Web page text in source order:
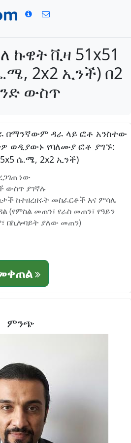
ኩዌት ቪዛ 51x51
2x2 ኢንች) በ2
ውስጥ
በማንኛውም ዳራ ላይ ፎቶ አንስተው
ወዲያውኑ የባለሙያ ፎቶ ያግኙ:
ሴ.ሜ, 2x2 ኢንች)
ነው
ውስጥ ያገኛሉ
ከተዘረዘሩት መስፈርቶች እና ምሳሌ
መጠን፣ የራስ መጠን፣ የዓይን
በኪሎባይት ያለው መጠን)
ምንጭ